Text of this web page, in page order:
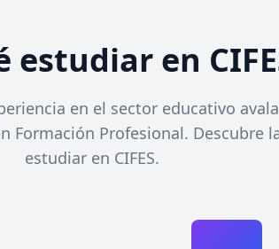
estudiar en
en el sector educativo
Formación Profesional. Descubre
estudiar en CIFES.